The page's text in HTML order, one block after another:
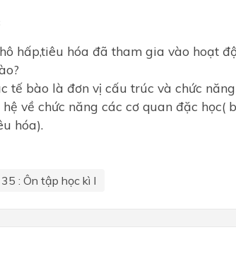
hấp,tiêu hóa đã tham gia vào hoạt
tế bào là đơn vị cấu trúc và chức
về chức năng các cơ quan đặc học(
hóa).
: Ôn tập học kì I